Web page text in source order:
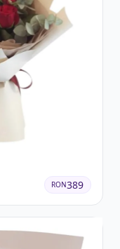
RON389